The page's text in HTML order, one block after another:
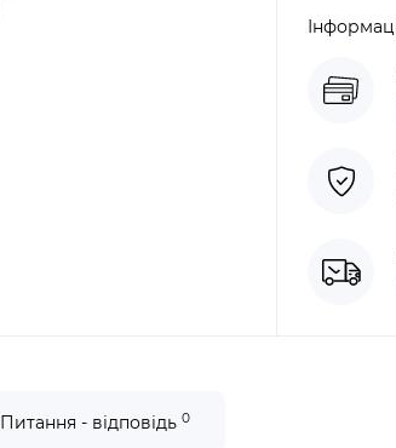
Питання - відповідь 0